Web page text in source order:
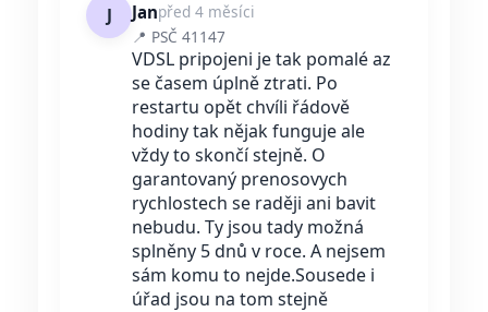
J Janpřed 4 měsíci
📍 PSČ 41147
VDSL pripojeni je tak pomalé az
se časem úplně ztrati. Po
restartu opět chvíli řádově
hodiny tak nějak funguje ale
vždy to skončí stejně. O
garantovaný prenosovych
rychlostech se raději ani bavit
nebudu. Ty jsou tady možná
splněny 5 dnů v roce. A nejsem
sám komu to nejde.Sousede i
úřad jsou na tom stejně